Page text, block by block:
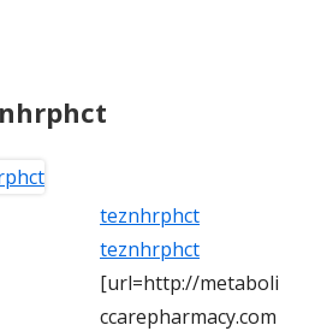
teznhrphct
teznhrphct
[url=http://metaboli
ccarepharmacy.com